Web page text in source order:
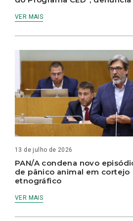
VER MAIS
13 de julho de 2026
PAN/A condena novo
de pânico animal em cortejo
etnográfico
VER MAIS